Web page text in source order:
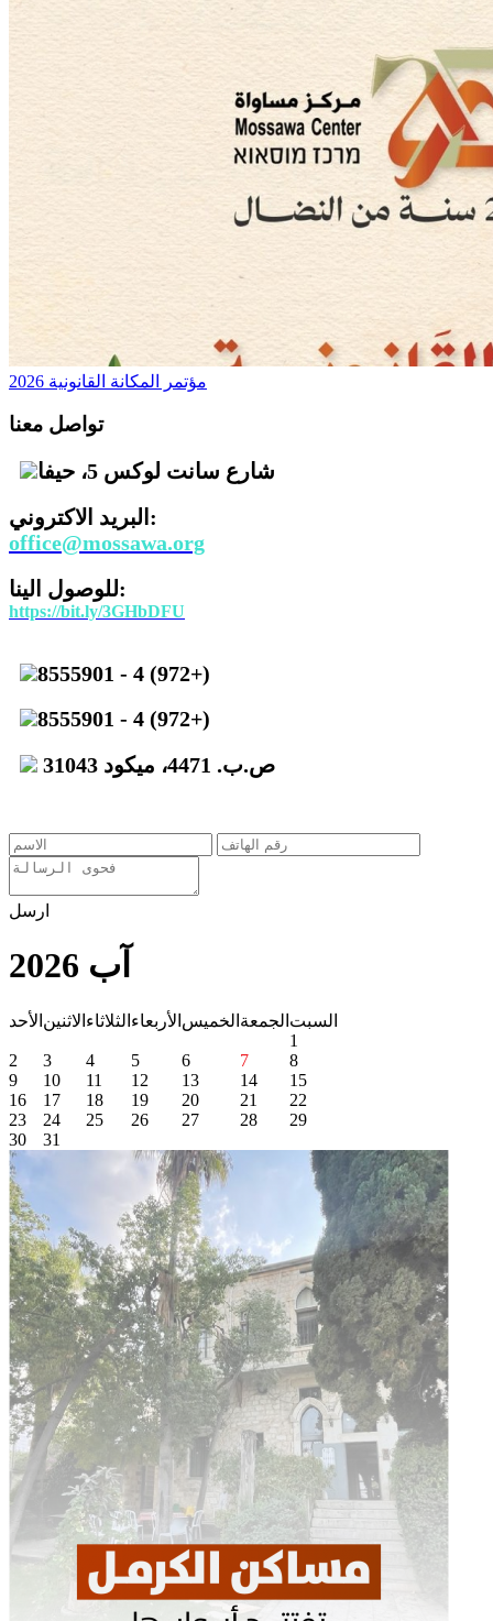
مؤتمر المكانة القانونية 2026
تواصل معنا
شارع سانت لوكس 5، حيفا
البريد الاكتروني:
office@mossawa.org
للوصول الينا:
https://bit.ly/3GHbDFU
8555901 - 4 (972+)
8555901 - 4 (972+)
ص.ب. 4471، ميكود 31043
ارسل
آب 2026
الأحد الاثنين الثلاثاء الأربعاء الخميس الجمعة السبت
1
2
3 4 5 6 7
8
9
10 11 12 13 14
15
16
17 18 19 20 21
22
23
24 25 26 27 28
29
30
31